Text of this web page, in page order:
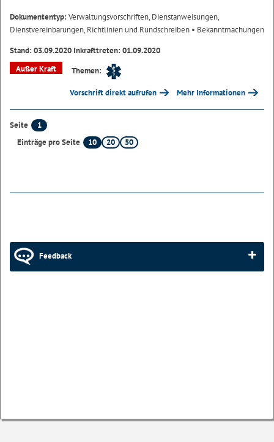
Dokumententyp:Verwaltungsvorschriften, Dienstanweisungen,
Dienstvereinbarungen, Richtlinien und Rundschreiben • Bekanntmachungen
Stand: 03.09.2020 Inkrafttreten: 01.09.2020
Außer Kraft
Themen:
Vorschrift direkt aufrufen Mehr Informationen
Seite
1
Einträge pro Seite
10 20 50
Feedback